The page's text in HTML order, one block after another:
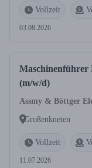
Vollzeit
03.08.2026
(m/w/d)
Assmy & Böttger
Großenkneten
Vollzeit
11.07.2026